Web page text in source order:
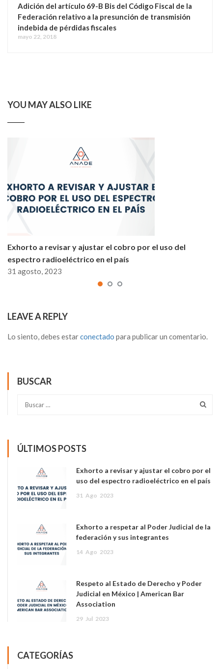
Adición del artículo 69-B Bis del Código Fiscal de la
Federación relativo a la presunción de transmisión
indebida de pérdidas fiscales
mayo 22, 2018
YOU MAY ALSO LIKE
Exhorto a revisar y ajustar el cobro por el uso del
espectro radioeléctrico en el país
31 agosto, 2023
LEAVE A REPLY
Lo siento, debes estarconectado para publicar un comentario.
BUSCAR
ÚLTIMOS POSTS
Exhorto a revisar y ajustar el cobro por el
uso del espectro radioeléctrico en el país
31 Ago 2023
Exhorto a respetar al Poder Judicial de la
federación y sus integrantes
14 Ago 2023
Respeto al Estado de Derecho y Poder
Judicial en México | American Bar
Association
29 Jul 2023
CATEGORÍAS